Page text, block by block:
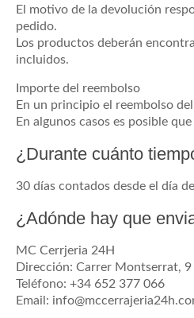
El motivo de la devolución
pedido.
Los productos deberán
incluidos.
Importe del reembolso
En un principio el reembolso
En algunos casos es posible
¿Durante cuánto
30 días contados desde el día
¿Adónde hay que
MC Cerrjeria 24H
Dirección: Carrer Montserrat,
Teléfono: +34 652 377 066
Email: